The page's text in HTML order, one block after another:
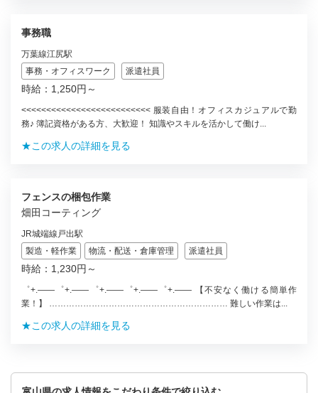
事務職
万葉線江尻駅
事務・オフィスワーク
派遣社員
時給：1,250円～
<<<<<<<<<<<<<<<<<<<<<<<<<< 服装自由！オフィスカジュアルで勤
務♪ 簿記資格がある方、大歓迎！ 知識やスキルを活かして働け...
★この求人の詳細を見る
フェンスの梱包作業
畑田コーティング
JR城端線戸出駅
製造・軽作業
物流・配送・倉庫管理 派遣社員
時給：1,230円～
゜+.――゜+.――゜+.――゜+.――゜+.―― 【不安なく働ける簡単作
業！】 ……………………………………………………… 難しい作業は...
★この求人の詳細を見る